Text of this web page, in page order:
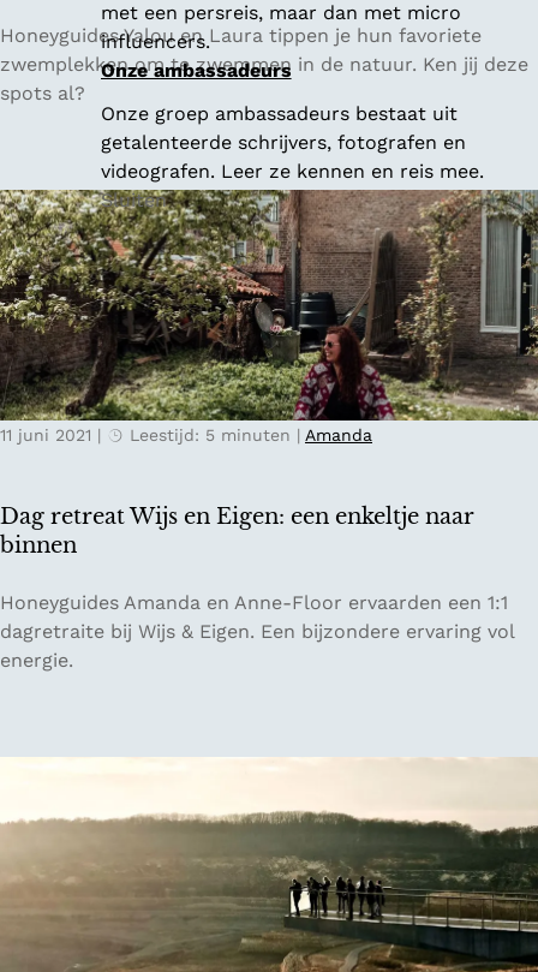
met een persreis, maar dan met micro
influencers.
Onze ambassadeurs
Onze groep ambassadeurs bestaat uit
getalenteerde schrijvers, fotografen en
videografen. Leer ze kennen en reis mee.
Sluiten
o
p
d
l
u
w
e
8
x
b
e
p
l
e
k
k
e
n
i
e
d
r
l
a
o
Honeyguides Yalou en Laura tippen je hun favoriete
zwemplekken om te zwemmen in de natuur. Ken jij deze
spots al?
Dag retreat Wijs en Eigen: een enkeltje naar
binnen
11 juni 2021 | Leestijd: 5 minuten | Amanda
D
a
g
a
W
Honeyguides Amanda en Anne-Floor ervaarden een 1:1
dagretraite bij Wijs & Eigen. Een bijzondere ervaring vol
energie.